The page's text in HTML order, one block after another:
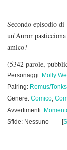
Secondo episodio
un'Auror
amico?
(5342 parole,
Personaggi: Molly
Pairing: Remus/Tonks
Genere: Comico,
Avvertimenti:
Sfide: Nessuno
[